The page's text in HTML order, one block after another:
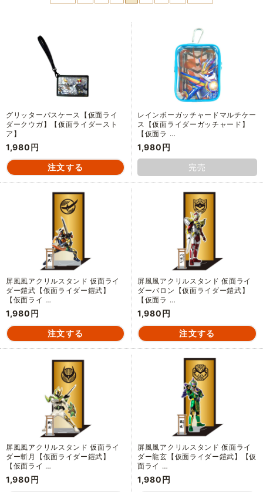
グリッターパスケース【仮面ライ
ダークウガ】【仮面ライダースト
ア】
1,980円
レインボーガッチャードマルチケー
ス【仮面ライダーガッチャード】
【仮面ラ …
1,980円
完売
屏風風アクリルスタンド 仮面ライ
ダー鎧武【仮面ライダー鎧武】
【仮面ライ …
1,980円
屏風風アクリルスタンド 仮面ライ
ダーバロン【仮面ライダー鎧武】
【仮面ラ …
1,980円
屏風風アクリルスタンド 仮面ライ
ダー斬月【仮面ライダー鎧武】
【仮面ライ …
1,980円
屏風風アクリルスタンド 仮面ライ
ダー龍玄【仮面ライダー鎧武】【仮
面ライ …
1,980円